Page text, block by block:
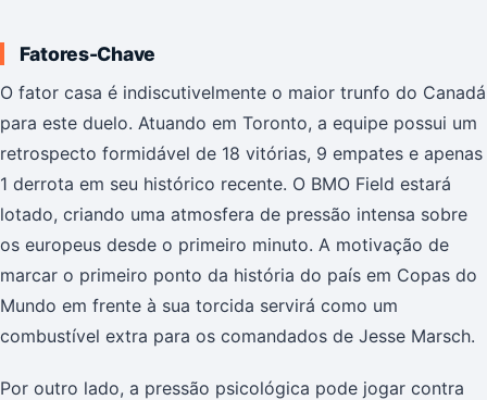
Fatores-Chave
O fator casa é indiscutivelmente o maior trunfo do Canadá
para este duelo. Atuando em Toronto, a equipe possui um
retrospecto formidável de 18 vitórias, 9 empates e apenas
1 derrota em seu histórico recente. O BMO Field estará
lotado, criando uma atmosfera de pressão intensa sobre
os europeus desde o primeiro minuto. A motivação de
marcar o primeiro ponto da história do país em Copas do
Mundo em frente à sua torcida servirá como um
combustível extra para os comandados de Jesse Marsch.
Por outro lado, a pressão psicológica pode jogar contra